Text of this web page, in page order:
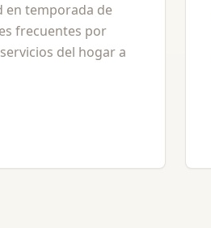
en temporada de
frecuentes por
del hogar a